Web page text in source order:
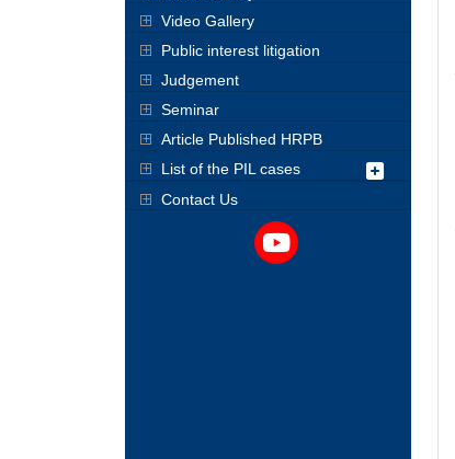
Video Gallery
Public interest litigation
Judgement
Seminar
Article Published HRPB
List of the PIL cases
Contact Us